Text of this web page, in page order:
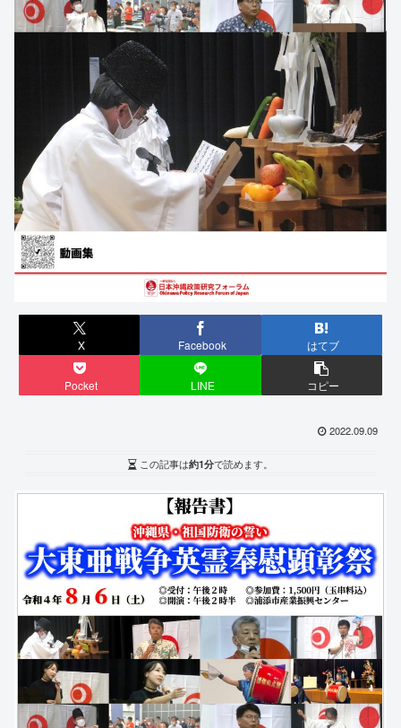
X Facebook はてブ
Pocket LINE コピー
2022.09.09
この記事は約1分で読めます。